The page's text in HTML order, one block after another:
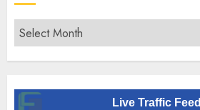
Archives
Live Traffic Feed